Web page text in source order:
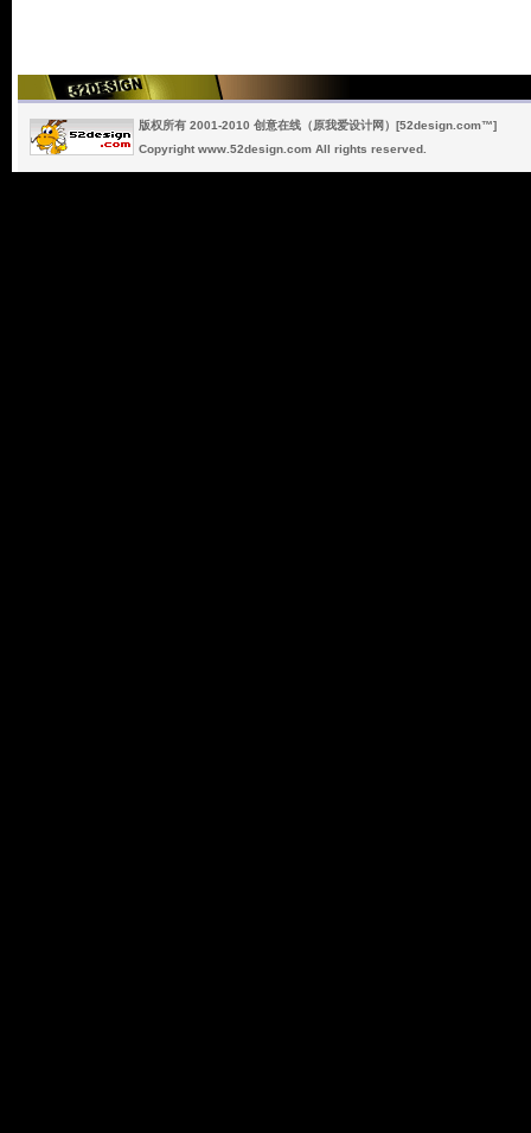
版权所有 2001-2010 创意在线（原我爱设计网）[52design.com™]
Copyright www.52design.com All rights reserved.